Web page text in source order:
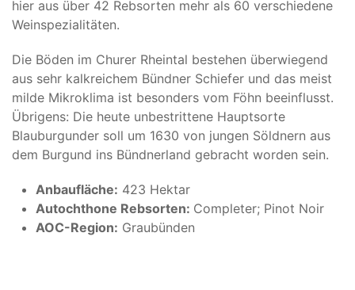
hier aus über 42 Rebsorten mehr als 60 verschiedene
Weinspezialitäten.
Die Böden im Churer Rheintal bestehen überwiegend
aus sehr kalkreichem Bündner Schiefer und das meist
milde Mikroklima ist besonders vom Föhn beeinflusst.
Übrigens: Die heute unbestrittene Hauptsorte
Blauburgunder soll um 1630 von jungen Söldnern aus
dem Burgund ins Bündnerland gebracht worden sein.
Anbaufläche: 423 Hektar
Autochthone Rebsorten: Completer; Pinot Noir
AOC-Region: Graubünden